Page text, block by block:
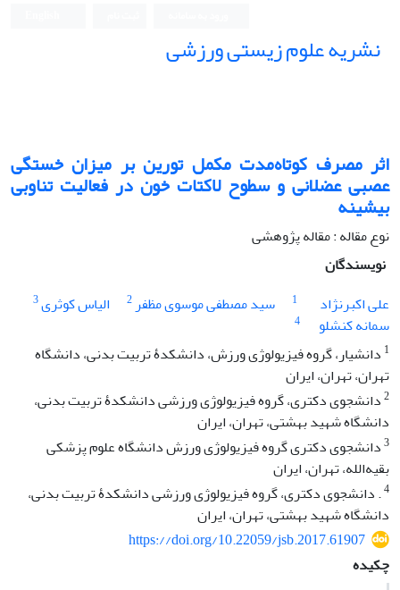
نشریه علوم زیستی ورزشی
اثر مصرف کوتاه‌مدت مکمل تورین بر میزان خستگی
عصبی عضلانی و سطوح لاکتات خون در فعالیت تناوبی
بیشینه
نوع مقاله : مقاله پژوهشی
نویسندگان
علی اکبرنژاد
1 سید مصطفی موسوی مظفر2 الیاس کوثری3
سمانه کنشلو
4
1 دانشیار، گروه فیزیولوژی ورزش، دانشکدۀ تربیت بدنی، دانشگاه
تهران، تهران، ایران
2دانشجوی دکتری، گروه فیزیولوژی ورزشی دانشکدۀ تربیت بدنی،
دانشگاه شهید بهشتی، تهران، ایران
3دانشجوی دکتری گروه فیزیولوژی ورزش دانشگاه علوم پزشکی
بقیه‌الله، تهران، ایران
4. دانشجوی دکتری، گروه فیزیولوژی ورزشی دانشکدۀ تربیت بدنی،
دانشگاه شهید بهشتی، تهران، ایران
https://doi.org/10.22059/jsb.2017.61907
چکیده